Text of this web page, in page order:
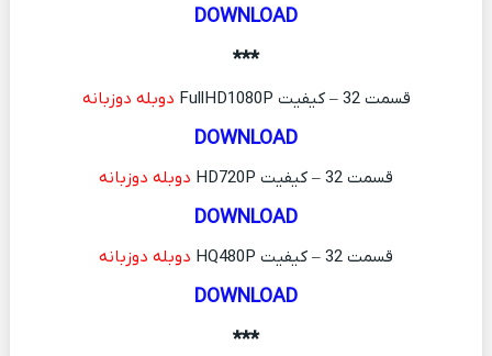
DOWNLOAD
***
قسمت 32 – کیفیت FullHD1080P دوبله دوزبانه
DOWNLOAD
قسمت 32 – کیفیت HD720P دوبله دوزبانه
DOWNLOAD
قسمت 32 – کیفیت HQ480P دوبله دوزبانه
DOWNLOAD
***